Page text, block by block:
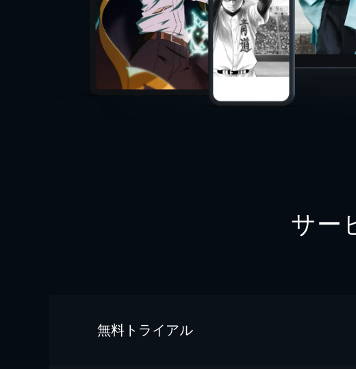
サー
無料トライアル